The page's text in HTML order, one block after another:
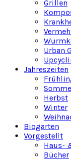
Grillen
Urban
Jahreszeiten
Herbst
Winter
Biogarten
Vorgestellt
Haus-
Bücher